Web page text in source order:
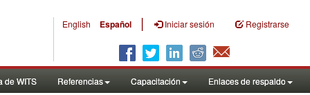
English Español | Iniciar sesión Registrarse
de WITS Referencias Capacitación Enlaces de respaldo